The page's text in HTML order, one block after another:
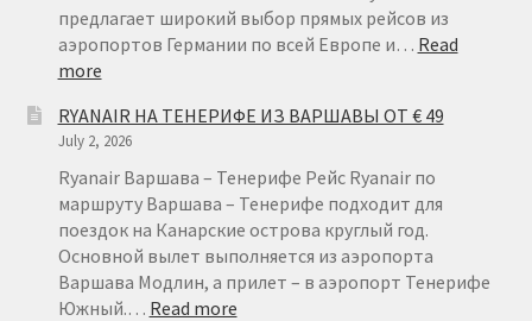
предлагает широкий выбор прямых рейсов из
аэропортов Германии по всей Европе и… Read
more:
ГЕРМАНИЯ
ОТ
€
15
RYANAIR НА ТЕНЕРИФЕ ИЗ ВАРШАВЫ ОТ € 49
July 2, 2026
Ryanair Варшава – Тенерифе Рейс Ryanair по
маршруту Варшава – Тенерифе подходит для
поездок на Канарские острова круглый год.
Основной вылет выполняется из аэропорта
Варшава Модлин, а прилет – в аэропорт Тенерифе
Южный.… Read more: